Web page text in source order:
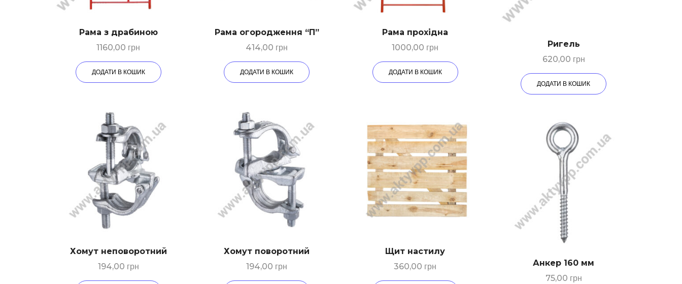
Рама з драбиною
1160,00 грн
ДОДАТИ В КОШИК
Рама огородження “П”
414,00 грн
ДОДАТИ В КОШИК
Рама прохідна
1000,00 грн
ДОДАТИ В КОШИК
Ригeль
620,00 грн
ДОДАТИ В КОШИК
Хомут неповоротний
194,00 грн
Хомут поворотний
194,00 грн
Щит настилу
360,00 грн
Анкер 160 мм
75,00 грн